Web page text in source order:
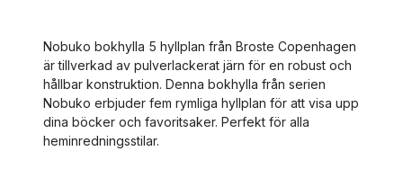
Nobuko bokhylla 5 hyllplan från Broste Copenhagen
är tillverkad av pulverlackerat järn för en robust och
hållbar konstruktion. Denna bokhylla från serien
Nobuko erbjuder fem rymliga hyllplan för att visa upp
dina böcker och favoritsaker. Perfekt för alla
heminredningsstilar.